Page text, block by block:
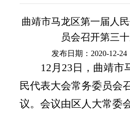
曲靖市马龙区第一届人
员会召开第三
发布日期：2020-12-
12月23日，曲靖市
民代表大会常务委员会
议。会议由区人大常委